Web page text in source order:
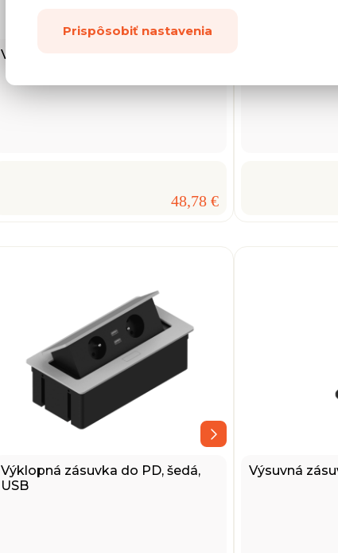
Výklopná zásuvka do PD, čierna
48,78 €
Výklopná
Výklopná zásuvka do PD, šedá,
USB
Výsuvná
Prispôsobiť nastavenia